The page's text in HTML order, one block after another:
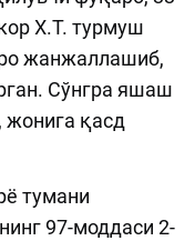
Х.Т. турмуш
жанжаллашиб,
Сўнгра яшаш
жонига қасд
тумани
97-моддаси 2-